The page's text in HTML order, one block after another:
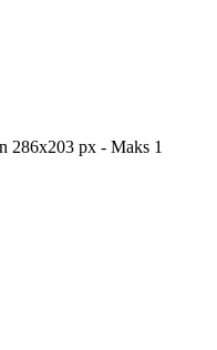
286x203 px - Maks 1